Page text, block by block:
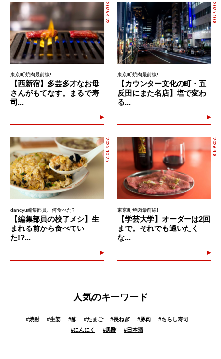
2026.4.22
東京町焼肉最前線!
【西新宿】多芸多才なお母
さんがもてなす。まるで寿
司...
2025.10.8
東京町焼肉最前線!
【カウンター文化の町・五
反田にまた名店】塩で変わ
る...
2025.10.25
dancyu編集部員、何食べた?
【編集部員の校了メシ】生
まれる前から食べてい
た!?...
2026.4.8
東京町焼肉最前線!
【学芸大学】オーダーは2回
まで。それでも通いたく
な...
人気のキーワード
#焼酎 #生姜 #酢 #たまご #長ねぎ #豚肉 #ちらし寿司
#にんにく #黒酢 #日本酒